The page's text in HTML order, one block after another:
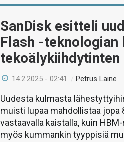
SanDisk esitteli
Flash -teknologian
14.2.2025 - 02:41 /Petrus Laine
Uudesta kulmasta
muisti lupaa mahdollistaa
vastaavalla kaistalla, kuin
myös kummankin tyyppisiä